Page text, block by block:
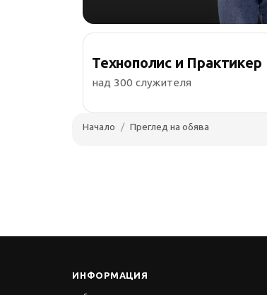
Технополис и Практикер
над 300 служителя
Начало Преглед на обява
ИНФОРМАЦИЯ